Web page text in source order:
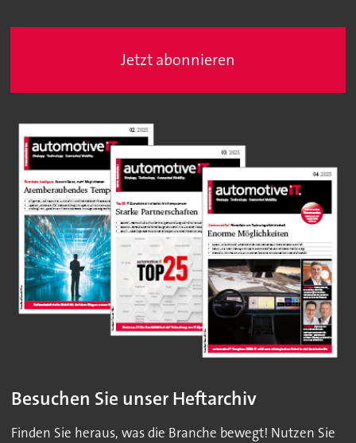
Jetzt abonnieren
Besuchen Sie unser Heftarchiv
Finden Sie heraus, was die Branche bewegt! Nutzen Sie